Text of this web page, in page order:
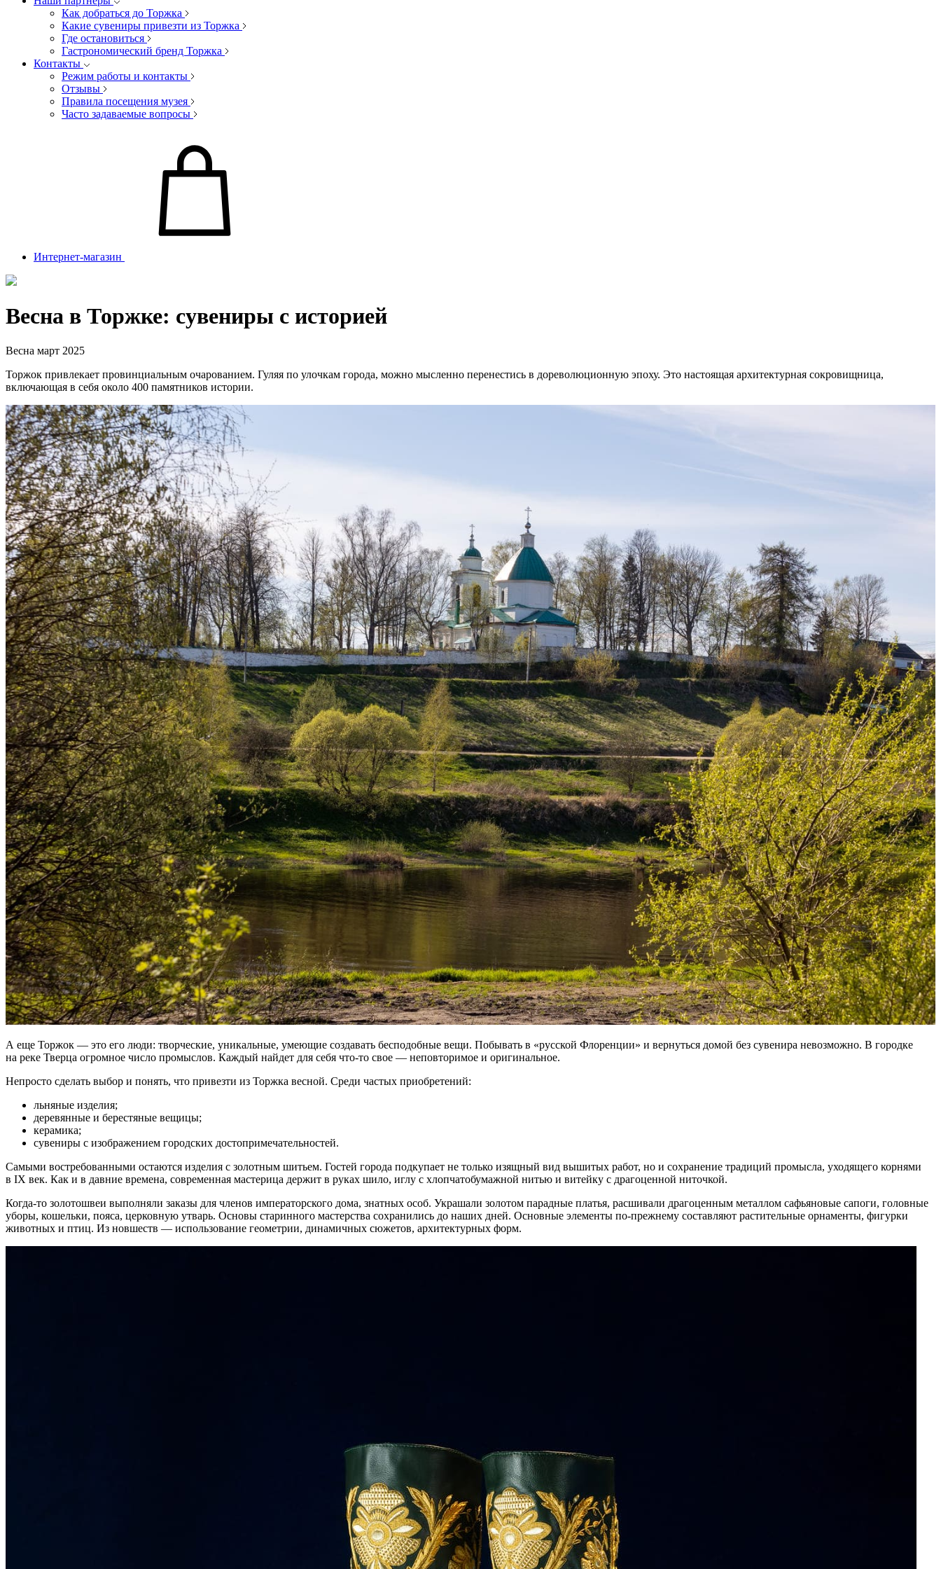
Как добраться до Торжка
Какие сувениры привезти из Торжка
Где остановиться
Гастрономический бренд Торжка
Контакты
Режим работы и контакты
Отзывы
Правила посещения музея
Часто задаваемые вопросы
Интернет-магазин
Весна в Торжке: сувениры с историей
Весна март 2025
Торжок привлекает провинциальным очарованием. Гуляя по улочкам города, можно мысленно перенестись в дореволюционную эпоху. Это настоящая архитектурная сокровищница,
включающая в себя около 400 памятников истории.
А еще Торжок — это его люди: творческие, уникальные, умеющие создавать бесподобные вещи. Побывать в «русской Флоренции» и вернуться домой без сувенира невозможно. В городке
на реке Тверца огромное число промыслов. Каждый найдет для себя что-то свое — неповторимое и оригинальное.
Непросто сделать выбор и понять, что привезти из Торжка весной. Среди частых приобретений:
льняные изделия;
деревянные и берестяные вещицы;
керамика;
сувениры с изображением городских достопримечательностей.
Самыми востребованными остаются изделия с золотным шитьем. Гостей города подкупает не только изящный вид вышитых работ, но и сохранение традиций промысла, уходящего корнями
в IX век. Как и в давние времена, современная мастерица держит в руках шило, иглу с хлопчатобумажной нитью и витейку с драгоценной ниточкой.
Когда-то золотошвеи выполняли заказы для членов императорского дома, знатных особ. Украшали золотом парадные платья, расшивали драгоценным металлом сафьяновые сапоги, головные
уборы, кошельки, пояса, церковную утварь. Основы старинного мастерства сохранились до наших дней. Основные элементы по-прежнему составляют растительные орнаменты, фигурки
животных и птиц. Из новшеств — использование геометрии, динамичных сюжетов, архитектурных форм.